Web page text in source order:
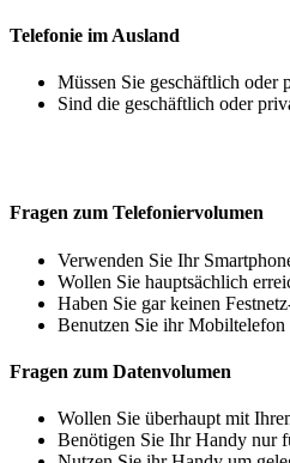
Telefonie im Ausland
Müssen Sie geschäftlich oder
Sind die geschäftlich oder
Fragen zum Telefoniervolumen
Verwenden Sie Ihr
Wollen Sie hauptsächlich
Haben Sie gar keinen
Benutzen Sie ihr Mobiltelefon
Fragen zum Datenvolumen
Wollen Sie überhaupt mit
Benötigen Sie Ihr Handy nur